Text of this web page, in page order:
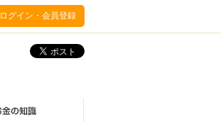
ログイン・会員登録